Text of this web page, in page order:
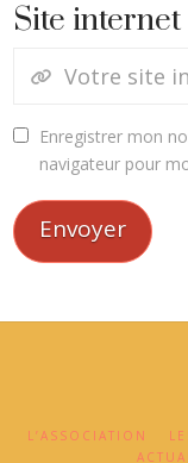
Site internet
Enregistrer mon
navigateur pour
L’ASSOCIATION